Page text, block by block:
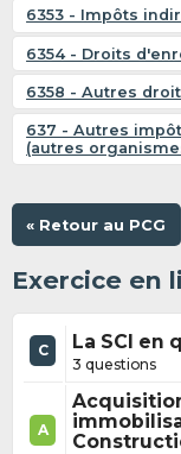
6353 - Impôts
6354 - Droits
6358 - Autres
637 - Autres
(autres
« Retour au PCG
Exercice en
C La SCI en
3 questions
A